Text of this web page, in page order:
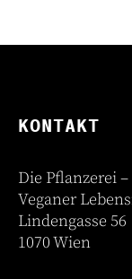
KONTAKT
Die Pflanzerei –
Veganer
Lindengasse 56
1070 Wien